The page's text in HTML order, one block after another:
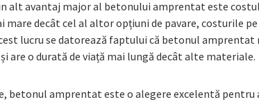
alt avantaj major al betonului amprentat este
mare decât cel al altor opțiuni de pavare, costurile
lucru se datorează faptului că betonul amprentat
are o durată de viață mai lungă decât alte materiale.
betonul amprentat este o alegere excelentă pentru